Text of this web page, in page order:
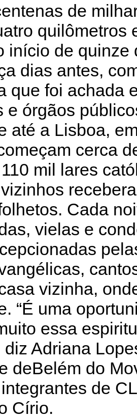
de
quilômetros
início de quinze
dias antes,
que foi achada
e órgãos
até a Lisboa,
cerca
mil lares
Cada
vielas e
vizinha,
“É uma
essa
diz Adriana
deBelém do
de
Círio.